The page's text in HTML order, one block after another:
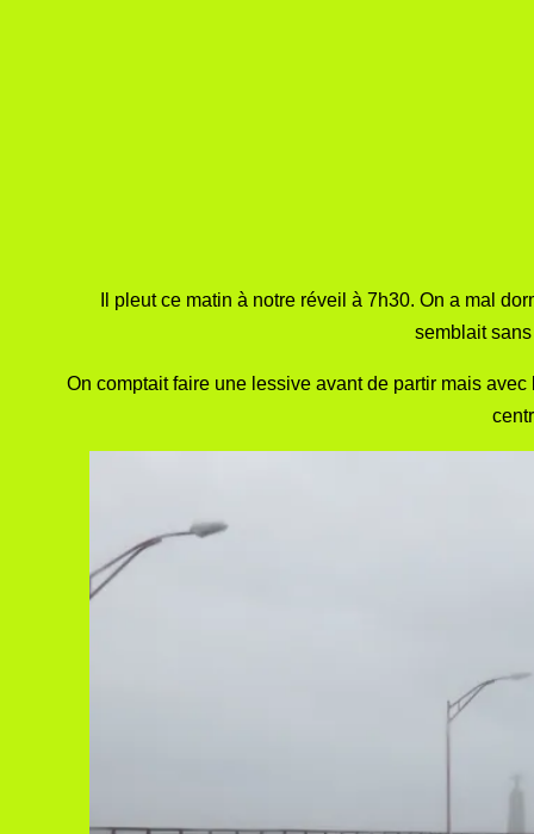
Il pleut ce matin à notre réveil à 7h30. On a mal
semblait
On comptait faire une lessive avant de partir mais